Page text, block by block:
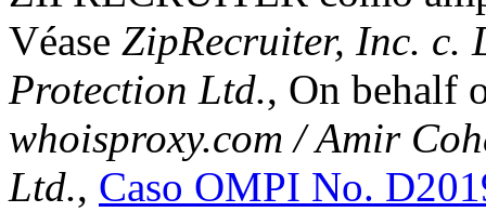
Véase ZipRecruiter, Inc. c.
Protection Ltd., On behalf
whoisproxy.com / Amir
Ltd., Caso OMPI No.